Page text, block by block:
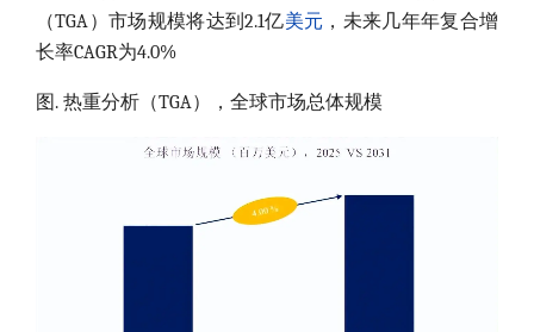
（TGA）市场规模将达到2.1亿美元 ，未来几年年复合增
长率CAGR为4.0%
图. 热重分析（TGA），全球市场总体规模